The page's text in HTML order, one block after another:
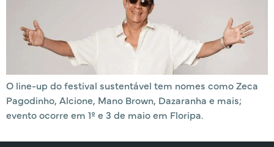
O line-up do festival sustentável tem nomes como Zeca
Pagodinho, Alcione, Mano Brown, Dazaranha e mais;
evento ocorre em 1º e 3 de maio em Floripa.